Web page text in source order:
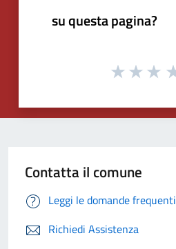
su questa pagina?
Contatta il comune
Leggi le domande frequenti
Richiedi Assistenza